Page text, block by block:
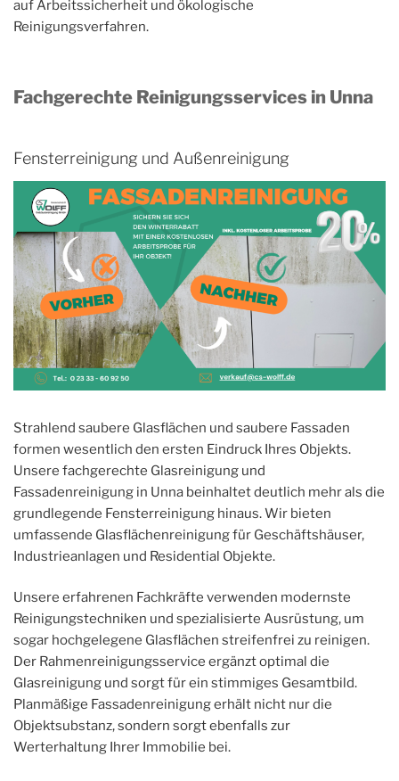
auf Arbeitssicherheit und ökologische
Reinigungsverfahren.
Fachgerechte Reinigungsservices in Unna
Fensterreinigung und Außenreinigung
Strahlend saubere Glasflächen und saubere Fassaden
formen wesentlich den ersten Eindruck Ihres Objekts.
Unsere fachgerechte Glasreinigung und
Fassadenreinigung in Unna beinhaltet deutlich mehr als die
grundlegende Fensterreinigung hinaus. Wir bieten
umfassende Glasflächenreinigung für Geschäftshäuser,
Industrieanlagen und Residential Objekte.
Unsere erfahrenen Fachkräfte verwenden modernste
Reinigungstechniken und spezialisierte Ausrüstung, um
sogar hochgelegene Glasflächen streifenfrei zu reinigen.
Der Rahmenreinigungsservice ergänzt optimal die
Glasreinigung und sorgt für ein stimmiges Gesamtbild.
Planmäßige Fassadenreinigung erhält nicht nur die
Objektsubstanz, sondern sorgt ebenfalls zur
Werterhaltung Ihrer Immobilie bei.